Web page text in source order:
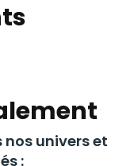
univers et
: